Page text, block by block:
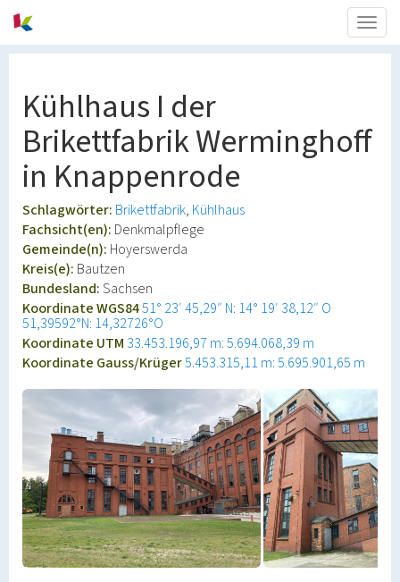
Kühlhaus I der
Brikettfabrik Werminghoff
in Knappenrode
Schlagwörter: Brikettfabrik Kühlhaus
Fachsicht(en): Denkmalpflege
Gemeinde(n): Hoyerswerda
Kreis(e): Bautzen
Bundesland:Sachsen
Koordinate WGS8451° 23′ 45,29″ N: 14° 19′ 38,12″ O
51,39592°N: 14,32726°O
Koordinate UTM 33.453.196,97 m: 5.694.068,39 m
Koordinate Gauss/Krüger5.453.315,11 m: 5.695.901,65 m